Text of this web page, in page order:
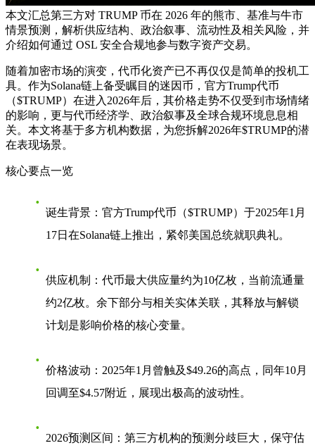
本文汇总第三方对 TRUMP 币在 2026 年的熊市、基准与牛市
情景预测，解析供应结构、政治叙事、流动性及相关风险，并
介绍如何通过 OSL 安全合规地参与数字资产交易。
随着加密市场的演变，代币化资产已不再仅仅是简单的投机工
具。作为Solana链上备受瞩目的迷因币，官方Trump代币
（$TRUMP）在进入2026年后，其价格走势不仅受到市场情绪
的影响，更与代币经济学、政治叙事及全球合规环境息息相
关。本文将基于多方机构数据，为您拆解2026年$TRUMP的潜
在表现场景。
核心要点一览
诞生背景 ：官方Trump代币（$TRUMP）于2025年1月
17日在Solana链上推出，紧邻美国总统就职典礼。
供应机制
：代币最大供应量约为10亿枚，当前流通量
约2亿枚。余下部分与相关实体关联，其释放与解锁
计划是影响价格的核心变量。
价格波动 ：2025年1月曾触及$49.26的高点，同年10月
回调至$4.57附近，展现出极高的波动性。
2026预测区间 ：第三方机构的预测分歧巨大，保守估